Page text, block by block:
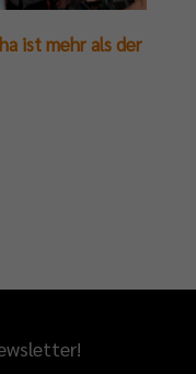
ist mehr als der